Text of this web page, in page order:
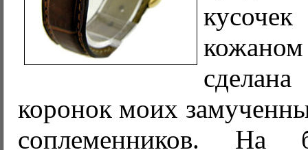
коронок моих
соплеменников. На